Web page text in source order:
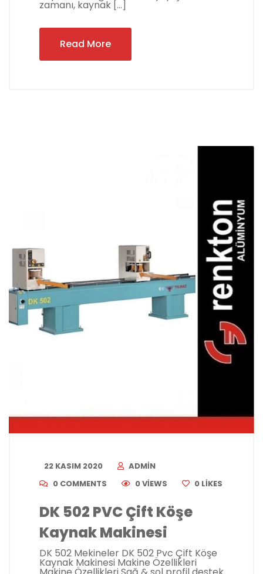
zamanı, kaynak […]
Read More
22 KASIM 2020
ADMIN
0 COMMENTS
0 VIEWS 0 LIKES
DK 502 PVC Çift Köşe
Kaynak Makinesi
DK 502 Mekineler DK 502 Pvc Çift Köşe
Kaynak Makinesi Makine Özellikleri